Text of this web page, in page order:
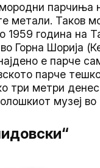
парчиња
метали. Таков
1959 година на
Горна Шорија
е парче
парче
три метри
музеј